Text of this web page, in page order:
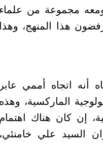
ومعه مجموعة من علماء
هذا المنهج، وهذا
أنه اتجاه أممي عابر
الماركسية، وهذه
إن كان هناك اهتمام
السيد علي خامنئي،